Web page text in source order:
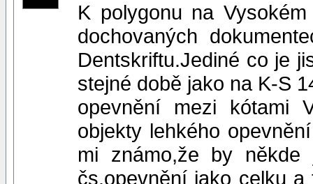
K polygonu na
dochovaných
Dentskriftu.Jediné co je
stejné době jako na K-S
opevnění mezi kótami
objekty lehkého
mi známo,že by někde
čs.opevnění jako celku